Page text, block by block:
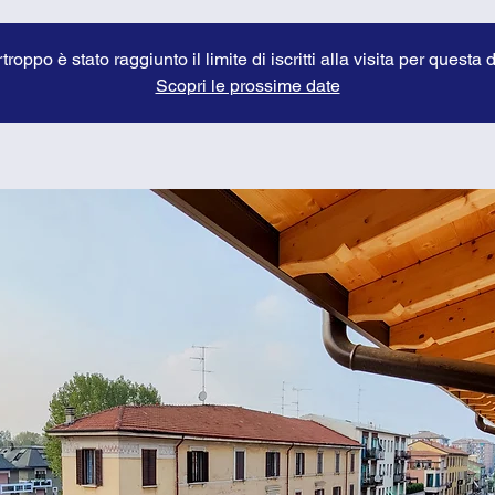
è stato raggiunto il limite di iscritti alla visita per questa
Scopri le prossime date